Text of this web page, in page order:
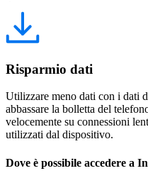
Risparmio dati
Utilizzare meno dati con i dati
abbassare la bolletta del
velocemente su connessioni
utilizzati dal dispositivo.
Dove è possibile accedere a